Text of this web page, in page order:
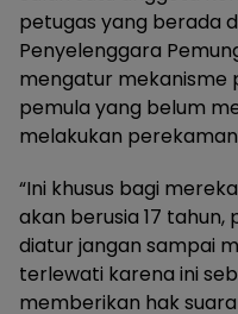
petugas yang berada
Penyelenggara
mengatur mekanisme
pemula yang belum
melakukan
“Ini khusus bagi
akan berusia 17 tahun,
diatur jangan sampai
terlewati karena ini
memberikan hak